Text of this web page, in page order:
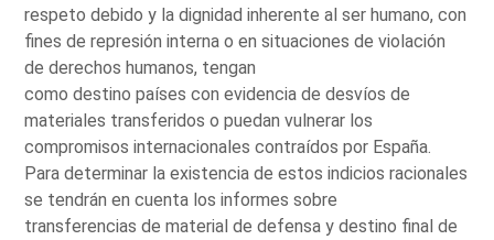
respeto debido y la dignidad inherente al ser humano, con
fines de represión interna o en situaciones de violación
de derechos humanos, tengan
como destino países con evidencia de desvíos de
materiales transferidos o puedan vulnerar los
compromisos internacionales contraídos por España.
Para determinar la existencia de estos indicios racionales
se tendrán en cuenta los informes sobre
transferencias de material de defensa y destino final de